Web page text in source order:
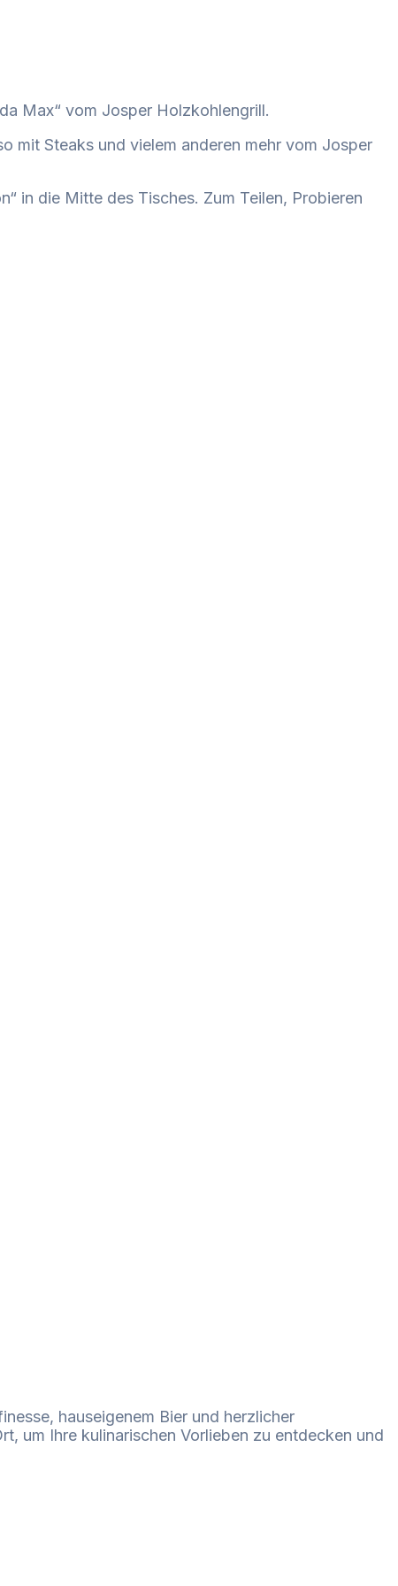
Max“ vom Josper Holzkohlengrill.
mit Steaks und vielem anderen mehr vom Josper
in die Mitte des Tisches. Zum Teilen, Probieren
hauseigenem Bier und herzlicher
um Ihre kulinarischen Vorlieben zu entdecken und